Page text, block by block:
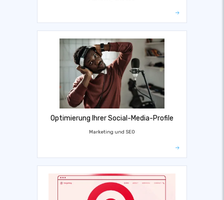
Optimierung Ihrer Social-Media-Profile
Marketing und SEO